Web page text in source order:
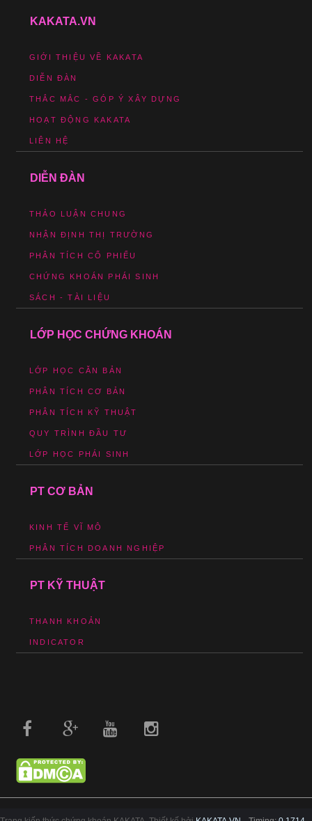
KAKATA.VN
GIỚI THIỆU VỀ KAKATA
DIỄN ĐÀN
THẮC MẮC - GÓP Ý XÂY DỰNG
HOẠT ĐỘNG KAKATA
LIÊN HỆ
DIỄN ĐÀN
THẢO LUẬN CHUNG
NHẬN ĐỊNH THỊ TRƯỜNG
PHÂN TÍCH CỔ PHIẾU
CHỨNG KHOÁN PHÁI SINH
SÁCH - TÀI LIỆU
LỚP HỌC CHỨNG KHOÁN
LỚP HỌC CĂN BẢN
PHÂN TÍCH CƠ BẢN
PHÂN TÍCH KỸ THUẬT
QUY TRÌNH ĐẦU TƯ
LỚP HỌC PHÁI SINH
PT CƠ BẢN
KINH TẾ VĨ MÔ
PHÂN TÍCH DOANH NGHIỆP
PT KỸ THUẬT
THANH KHOẢN
INDICATOR